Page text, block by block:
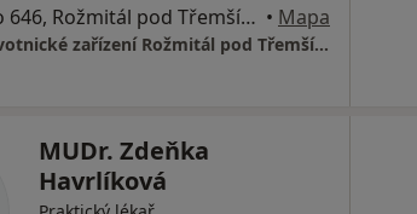
Komenského 646, Rožmitál pod Třemšínem • Mapa
Městské zdravotnické zařízení Rožmitál pod Třemšínem
MUDr. Zdeňka
Havrlíková